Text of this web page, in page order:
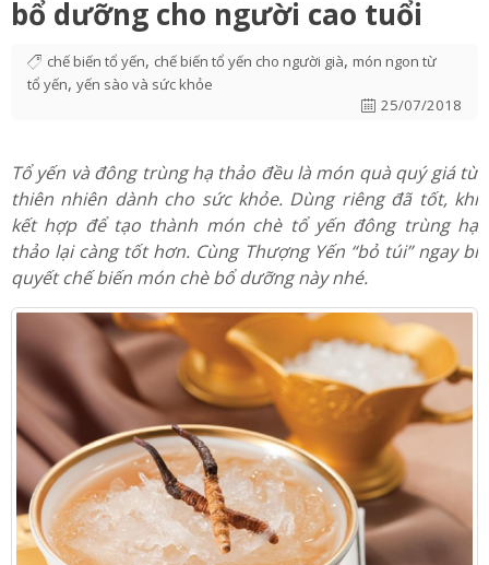
Chè tổ yến đông trùng hạ thảo
bổ dưỡng cho người cao tuổi
25/07/2018
Tổ yến và đông trùng hạ thảo đều là món quà quý giá từ
thiên nhiên dành cho sức khỏe. Dùng riêng đã tốt, khi
kết hợp để tạo thành món chè tổ yến đông trùng hạ
thảo lại càng tốt hơn. Cùng Thượng Yến “bỏ túi” ngay bí
quyết chế biến món chè bổ dưỡng này nhé.